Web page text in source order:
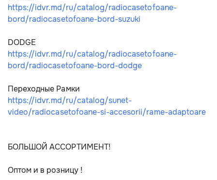
https://idvr.md/ru/catalog/radiocasetofoane-
bord/radiocasetofoane-bord-suzuki
https://idvr.md/ru/catalog/radiocasetofoane-
bord/radiocasetofoane-bord-dodge
https://idvr.md/ru/catalog/sunet-
video/radiocasetofoane-si-accesorii/rame-adaptoare
БОЛЬШОЙ АССОРТИМЕНТ!
Оптом и в розницу !